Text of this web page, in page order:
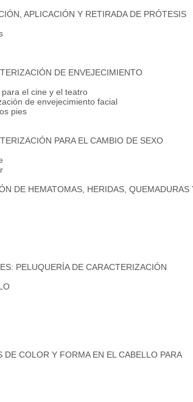
APLICACIÓN Y RETIRADA DE PRÓTESIS
DE ENVEJECIMIENTO
el cine y el teatro
de envejecimiento facial
pies
PARA EL CAMBIO DE SEXO
DE HEMATOMAS, HERIDAS, QUEMADURAS
PELUQUERÍA DE CARACTERIZACIÓN
COLOR Y FORMA EN EL CABELLO PARA